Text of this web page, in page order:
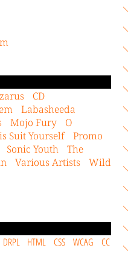
CD
Labasheeda
Mojo Fury
O
Suit Yourself
Promo
Sonic Youth
The
Various Artists
Wild
DRPL HTML CSS WCAG CC